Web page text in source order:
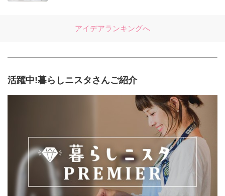
アイデアランキングへ
活躍中!暮らしニスタさんご紹介